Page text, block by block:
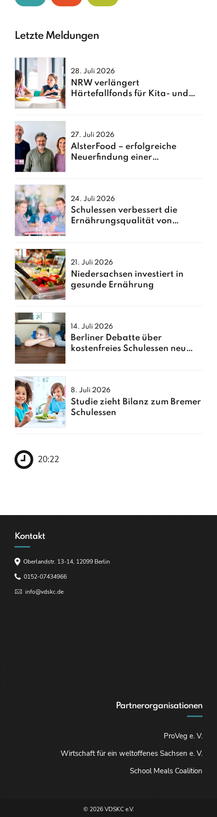
Letzte Meldungen
28. Juli 2026
NRW verlängert
Härtefallfonds für Kita- und
27. Juli 2026
AlsterFood – erfolgreiche
Neuerfindung einer
24. Juli 2026
Schulessen verbessert die
Ernährungsqualität von
21. Juli 2026
Niedersachsen investiert in
gesunde Ernährung
14. Juli 2026
Berliner Debatte über
kostenfreies Schulessen neu
8. Juli 2026
Studie zieht Bilanz zum Bremer
Schulessen
20:23
Kontakt
Oberlandstr. 13-14, 12099 Berlin
0152-07434966
info@vdskc.de
Partnerorganisationen
ProVeg e. V.
Wirtschaft für ein weltoffenes Sachsen e. V.
School Meals Coalition
© 2026 VDSKC e.V.